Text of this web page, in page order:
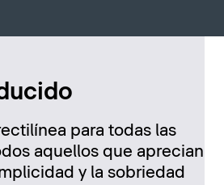
para todas las
aquellos que aprecian
y la sobriedad